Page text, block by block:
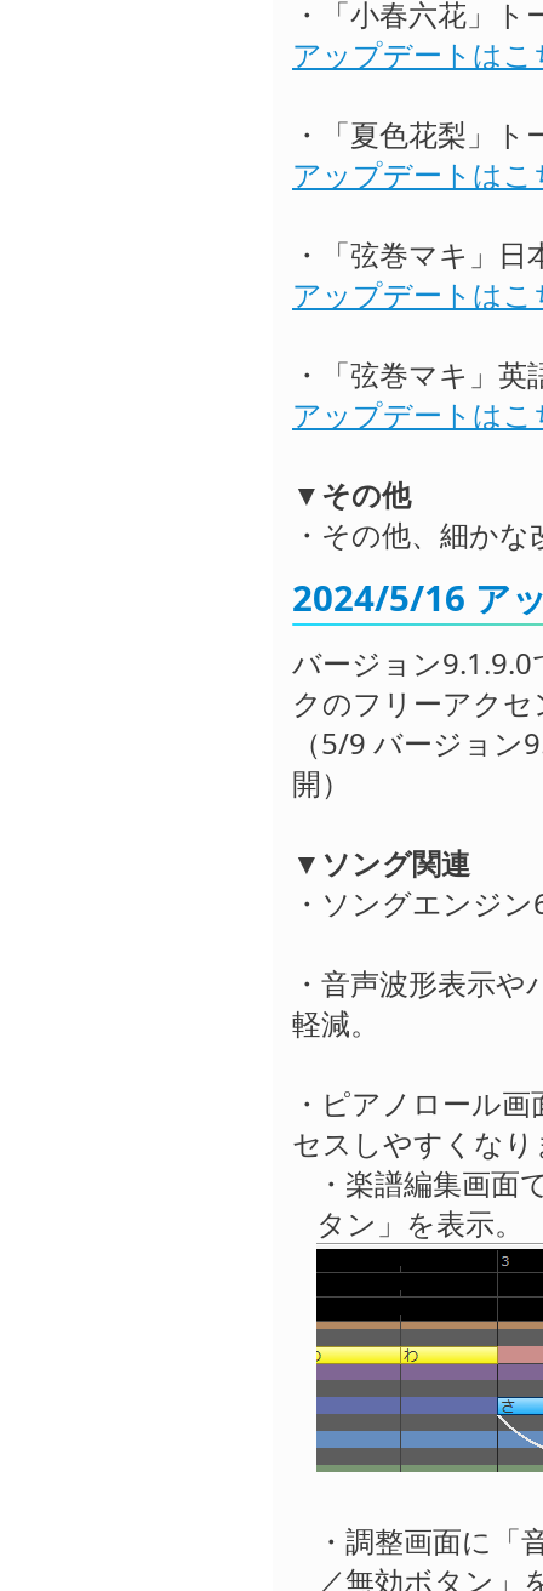
・「小春六花」
アップデートはこ
・「夏色花梨」
アップデートはこ
・「弦巻マキ」
アップデートはこ
・「弦巻マキ」
アップデートはこ
▼その他
・その他、細か
2024/5/16 ア
バージョン9.1.9.0
クのフリーアク
（5/9 バージョ
開）
▼ソング関連
・ソングエンジ
・音声波形表示
軽減。
・ピアノロール
セスしやすくな
・楽譜編集画
タン」を表示。
・調整画面に
／無効ボタン」